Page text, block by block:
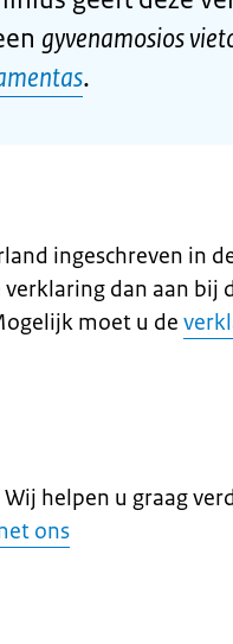
gyvenamosios
.
ingeschreven in
verklaring dan aan
moet u de
helpen u graag
ons